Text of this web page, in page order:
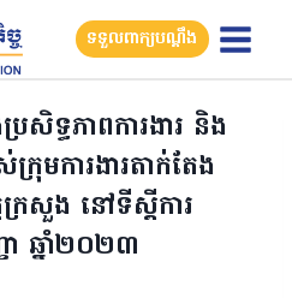
ទទួលពាក្យបណ្តឹង
រសិទ្ធភាពការងារ និង
រុមការងារតាក់តែង
រសួង នៅទីស្តីការ
ា ឆ្នាំ២០២៣